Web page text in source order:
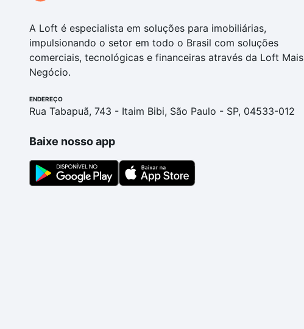
A Loft é especialista em soluções para imobiliárias,
impulsionando o setor em todo o Brasil com soluções
comerciais, tecnológicas e financeiras através da Loft Mais
Negócio.
ENDEREÇO
Rua Tabapuã, 743 - Itaim Bibi, São Paulo - SP, 04533-012
Baixe nosso app